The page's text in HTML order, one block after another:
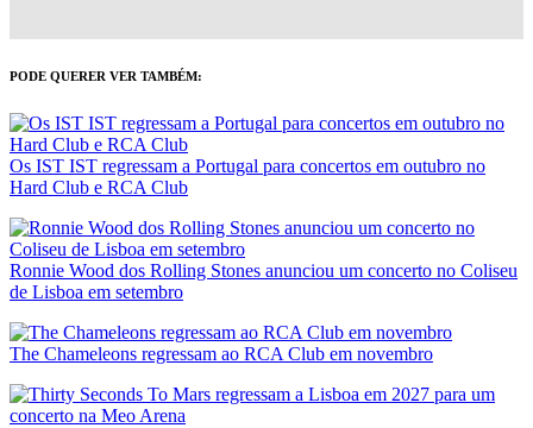
PODE QUERER VER TAMBÉM:
Os IST IST regressam a Portugal para concertos em outubro no
Hard Club e RCA Club
Ronnie Wood dos Rolling Stones anunciou um concerto no Coliseu
de Lisboa em setembro
The Chameleons regressam ao RCA Club em novembro